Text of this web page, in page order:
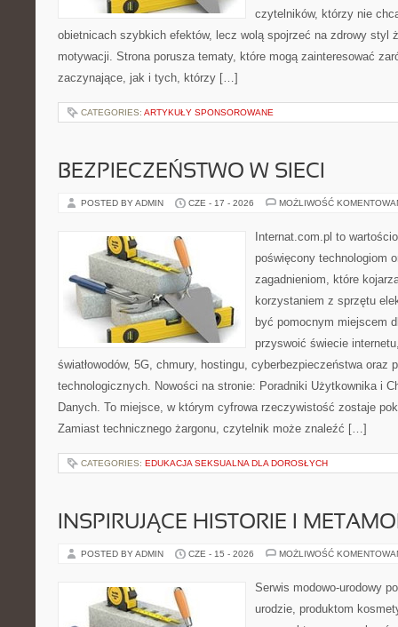
czytelników, którzy nie
obietnicach szybkich efektów, lecz wolą spojrzeć na zdrowy styl
motywacji. Strona porusza tematy, które mogą zainteresować
zaczynające, jak i tych, którzy […]
CATEGORIES: ARTYKUŁY SPONSOROWANE
BEZPIECZEŃSTWO W SIECI
POSTED BY ADMIN CZE - 17 - 2026 MOŻLIWOŚĆ
Internat.com.pl to
poświęcony technologiom
zagadnieniom, które
korzystaniem z sprzętu
być pomocnym miejscem
przyswoić świecie
światłowodów, 5G, chmury, hostingu, cyberbezpieczeństwa oraz
technologicznych. Nowości na stronie: Poradniki Użytkownika i
Danych. To miejsce, w którym cyfrowa rzeczywistość zostaje
Zamiast technicznego żargonu, czytelnik może znaleźć […]
CATEGORIES: EDUKACJA SEKSUALNA DLA DOROSŁYCH
INSPIRUJĄCE HISTORIE I
POSTED BY ADMIN CZE - 15 - 2026 MOŻLIWOŚĆ
Serwis modowo-urodowy
urodzie, produktom